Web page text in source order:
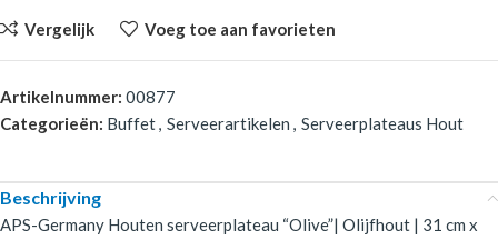
Vergelijk Voeg toe aan favorieten
Artikelnummer: 00877
Categorieën: Buffet, Serveerartikelen , Serveerplateaus Hout
Beschrijving
APS-Germany Houten serveerplateau “Olive”| Olijfhout | 31 cm x